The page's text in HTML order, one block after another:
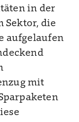
in der
Sektor, die
aufgelaufen
mit